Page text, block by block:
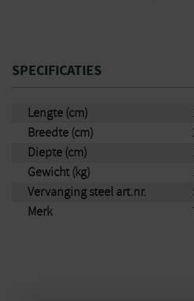
SPECIFICATIES
Lengte (cm)
Breedte (cm)
Diepte (cm)
Gewicht (kg)
Vervanging steel art.nr.
Merk